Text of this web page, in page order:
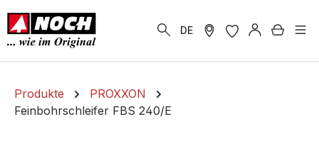
springen
DE
Produkte
PROXXON
Feinbohrschleifer FBS 240/E